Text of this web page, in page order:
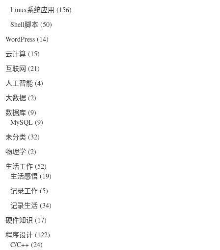
Linux系统应用 (156)
Shell脚本 (50)
WordPress (14)
云计算 (15)
互联网 (21)
人工智能 (4)
大数据 (2)
数据库 (9)
MySQL (9)
未分类 (32)
物理学 (2)
生活工作 (52)
生活感悟 (19)
记录工作 (5)
记录生活 (34)
硬件知识 (17)
程序设计 (122)
C/C++ (24)